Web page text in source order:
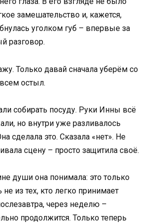
замешательство и, кажется,
уголком губ – впервые за
разговор.
Только давай сначала уберём со
остыл.
собирать посуду. Руки Инны всё
но внутри уже разливалось
сделала это. Сказала «нет». Не
сцену – просто защитила своё.
души она понимала: это только
из тех, кто легко принимает
через неделю –
продолжится. Только теперь